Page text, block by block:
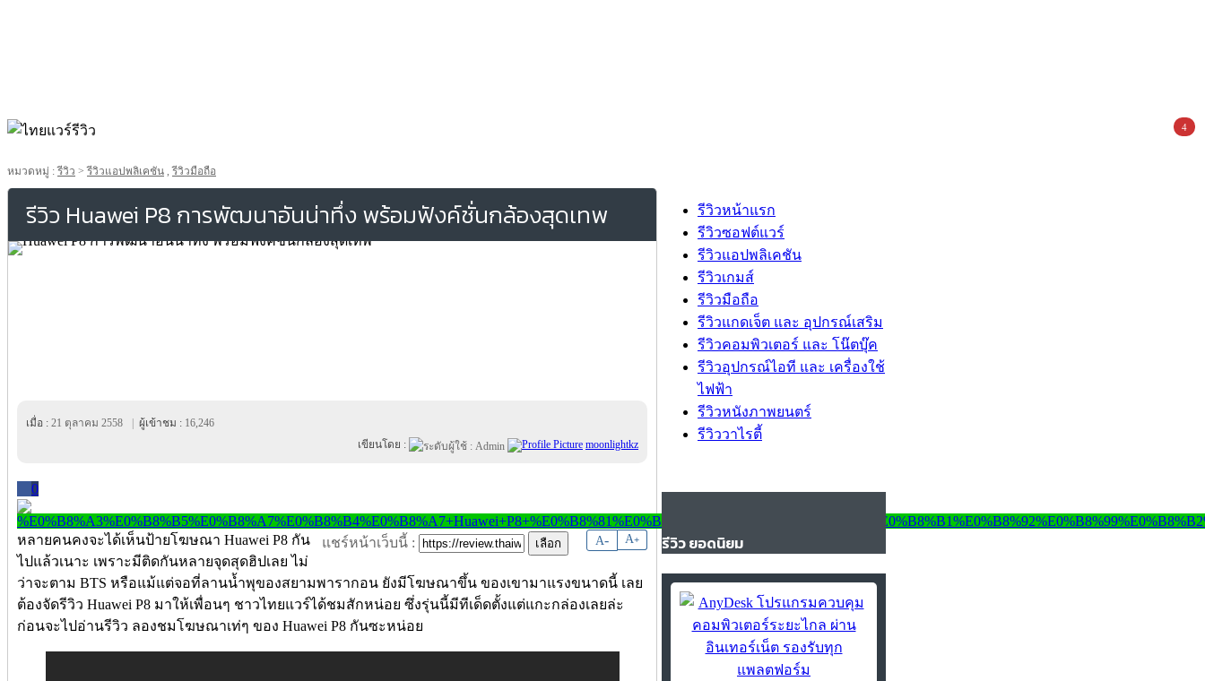
หมวดหมู่ :รีวิว >รีวิวแอปพลิเคชัน ,รีวิวมือถือ
รีวิว Huawei P8 การพัฒนาอันน่าทึ่ง พร้อมฟังค์ชั่นกล้องสุดเทพ
เมื่อ : 21 ตุลาคม 2558 ผู้เข้าชม : 16,246
เขียนโดย :
moonlightkz
0
A- A+
แชร์หน้าเว็บนี้ :
หลายคนคงจะได้เห็นป้ายโฆษณา Huawei P8 กัน
ไปแล้วเนาะ เพราะมีติดกันหลายจุดสุดฮิปเลย ไม่
ว่าจะตาม BTS หรือแม้แต่จอที่ลานน้ำพุของสยามพารากอน ยังมีโฆษณาขึ้น ของเขามาแรงขนาดนี้ เลย
ต้องจัดรีวิว Huawei P8 มาให้เพื่อนๆ ชาวไทยแวร์ได้ชมสักหน่อย ซึ่งรุ่นนี้มีทีเด็ดตั้งแต่แกะกล่องเลยล่ะ
ก่อนจะไปอ่านรีวิว ลองชมโฆษณาเท่ๆ ของ Huawei P8 กันซะหน่อย
รีวิวหน้าแรก
รีวิวซอฟต์แวร์
รีวิวแอปพลิเคชัน
รีวิวเกมส์
รีวิวมือถือ
รีวิวแกดเจ็ต และ อุปกรณ์เสริม
รีวิวคอมพิวเตอร์ และ โน๊ตบุ๊ค
รีวิวอุปกรณ์ไอที และ เครื่องใช้
ไฟฟ้า
รีวิวหนังภาพยนตร์
รีวิววาไรตี้
รีวิว ยอดนิยม
4